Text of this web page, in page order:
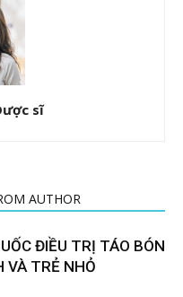
sĩ
AUTHOR
ĐIỀU TRỊ TÁO BÓN
VÀ TRẺ NHỎ